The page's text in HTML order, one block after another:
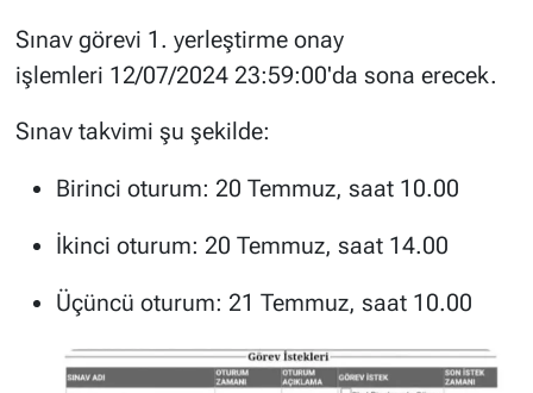
Sınav görevi 1. yerleştirme onay
işlemleri 12/07/2024 23:59:00'da sona erecek.
Sınav takvimi şu şekilde:
Birinci oturum: 20 Temmuz, saat 10.00
İkinci oturum: 20 Temmuz, saat 14.00
Üçüncü oturum: 21 Temmuz, saat 10.00